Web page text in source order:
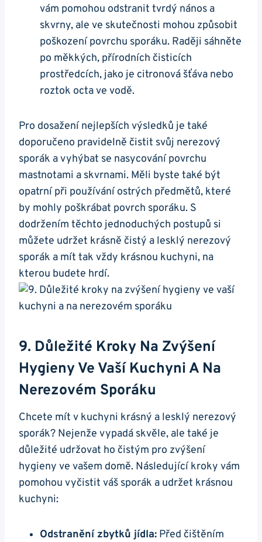
vám ‌pomohou odstranit tvrdý nános ⁣a
skvrny, ale ve​ skutečnosti mohou způsobit
poškození povrchu sporáku. Raději sáhněte
‍po měkkých, ​přírodních čisticích
prostředcích, jako je ‌citronová šťáva nebo
roztok octa ve vodě.
Pro dosažení nejlepších výsledků je také
doporučeno​ pravidelně čistit svůj nerezový
sporák a vyhýbat se ​nasycování‍ povrchu
mastnotami a ​skvrnami. Měli byste také být​
opatrní při používání ostrých předmětů, které
‍by mohly ‌poškrábat⁢ povrch sporáku. S
⁤dodržením těchto⁢ jednoduchých postupů si
můžete udržet‌ krásně čistý​ a lesklý⁢ nerezový
sporák ⁣a mít‍ tak vždy krásnou kuchyni, na
⁢kterou budete hrdí.
9. ​Důležité Kroky Na Zvýšení⁣
Hygieny Ve Vaší Kuchyni A‌ Na
‍nerezovém Sporáku
Chcete mít ⁤v ‍kuchyni krásný a lesklý ⁤nerezový
sporák? Nejenže vypadá‌ skvěle, ale také⁤ je
důležité ⁢udržovat⁢ ho ​čistým pro zvýšení
hygieny ve ‌vašem domě. Následující⁣ kroky vám‌
pomohou vyčistit váš‌ sporák a udržet krásnou
kuchyni:
Odstranění zbytků jídla: Před čištěním